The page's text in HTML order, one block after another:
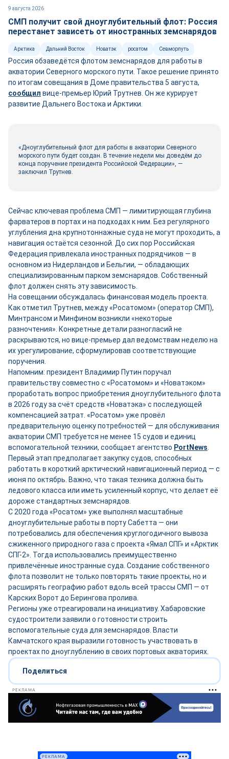
9 августа 2026
СМП получит свой дноуглубительный флот: Россия
перестанет зависеть от иностранных земснарядов
Арктика Дальний Восток Новатэк росатом Севморпуть
Россия обзаведётся флотом земснарядов для работы в
акватории Северного морского пути. Такое решение принято
по итогам совещания в Доме правительства 5 августа,
сообщил вице-премьер Юрий Трутнев. Он же курирует
развитие Дальнего Востока и Арктики.
«Дноуглубительный флот для работы в акватории Северного
морского пути будет создан. В течение недели мы доведём до
конца поручение президента Российской Федерации», —
заключил Трутнев.
Сейчас ключевая проблема СМП — лимитирующая глубина
фарватеров в портах и на подходах к ним. Без регулярного
углубления дна крупнотоннажные суда не могут проходить, а
навигация остаётся сезонной. До сих пор Российская
Федерация привлекала иностранных подрядчиков — в
основном из Нидерландов и Бельгии, — обладающих
специализированным парком земснарядов. Собственный
флот должен снять эту зависимость.
На совещании обсуждалась финансовая модель проекта.
Как отметил Трутнев, между «Росатомом» (оператор СМП),
Минтрансом и Минфином возникли «некоторые
разночтения». Конкретные детали разногласий не
раскрываются, но вице-премьер дал ведомствам неделю на
их урегулирование, сформулировав соответствующие
поручения.
Напомним: президент Владимир Путин поручал
правительству совместно с «Росатомом» и «Новатэком»
проработать вопрос приобретения дноуглубительного флота
в 2026 году за счёт средств «Новатэка» с последующей
компенсацией затрат. «Росатом» уже провёл
предварительную оценку потребностей — для обслуживания
акватории СМП требуется не менее 15 судов и единиц
вспомогательной техники, сообщает агентство PortNews
Первый этап предполагает закупку судов, способных
работать в короткий арктический навигационный период — с
июня по октябрь. Важно, что такая техника должна быть
ледового класса или иметь усиленный корпус, что делает её
дороже стандартных земснарядов.
С 2020 года «Росатом» уже выполнял масштабные
дноуглубительные работы в порту Сабетта — они
потребовались для обеспечения круглогодичного вывоза
сжиженного природного газа с проекта «Ямал СПГ» и «Арктик
СПГ-2». Тогда использовались преимущественно
привлечённые иностранные суда. Создание собственного
флота позволит не только повторять такие проекты, но и
расширять географию работ вдоль всей трассы СМП — от
Карских Ворот до Берингова пролива.
Регионы уже отреагировали на инициативу. Хабаровские
судостроители заявили о готовности строить
вспомогательные суда для земснарядов. Власти
Камчатского края выразили готовность участвовать в
проектах по дноуглублению в своих портовых акваториях.
Поделиться
РЕКЛАМА
РЕКЛАМА